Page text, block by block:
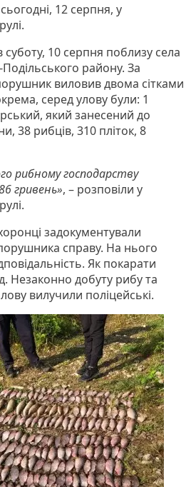
сьогодні, 12 серпня, у
10 серпня поблизу села
району. За
виловив двома сітками
серед улову були: 1
який занесений до
38 рибців, 310 пліток, 8
рибному господарству
гривень», – розповіли у
задокументували
справу. На нього
Як покарати
Незаконно добуту рибу та
вилучили поліцейські.